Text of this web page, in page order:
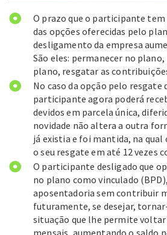
O prazo que o participante
das opções oferecidas pelo
desligamento da empresa
São eles: permanecer no
plano, resgatar as
No caso da opção pelo resgate
participante agora poderá
devidos em parcela única,
novidade não altera a outra
já existia e foi mantida, na
o seu resgate em até 12 vezes
O participante desligado que
no plano como vinculado
aposentadoria sem contribuir
futuramente, se desejar,
situação que lhe permite
mensais, aumentando o saldo